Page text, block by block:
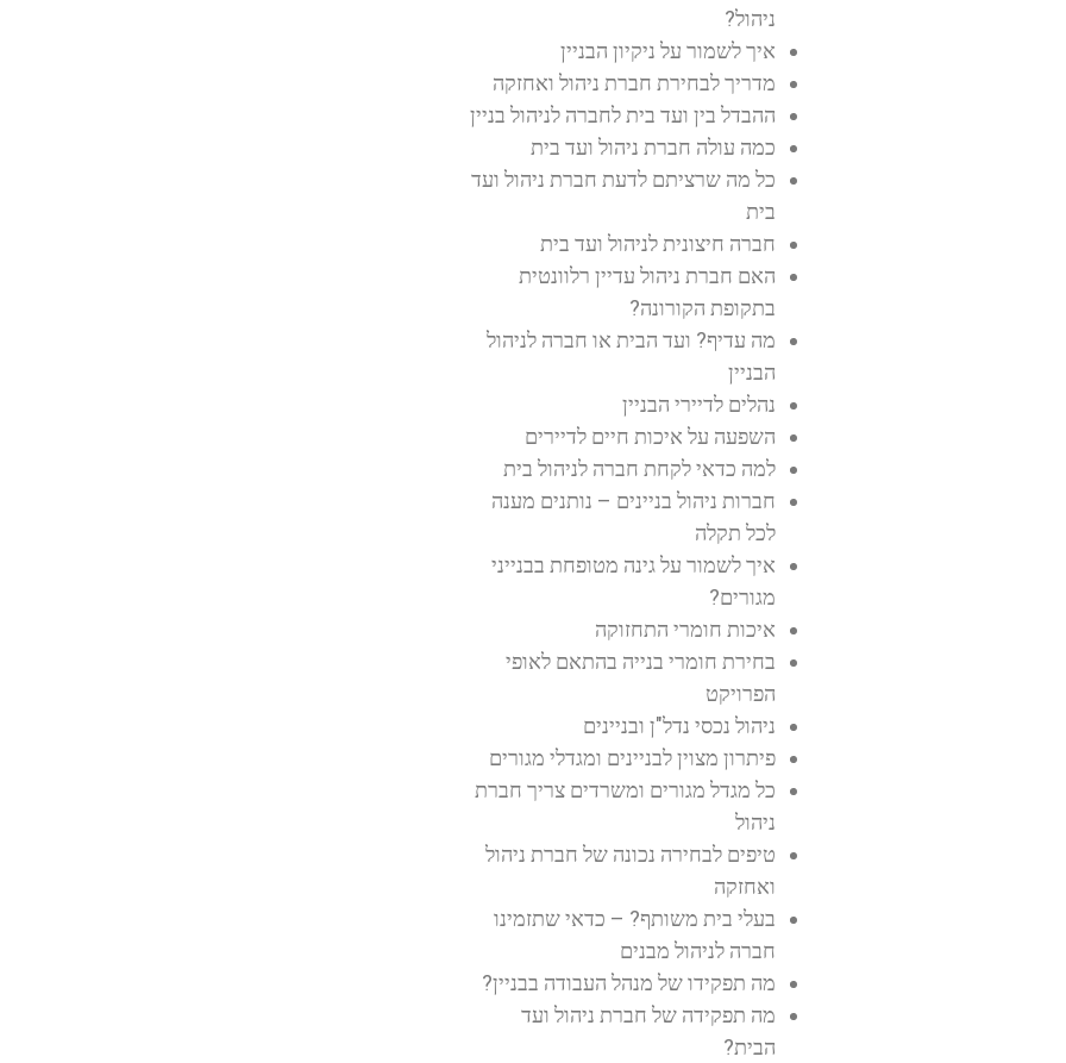
ניהול?
איך לשמור על ניקיון הבניין
מדריך לבחירת חברת ניהול ואחזקה
ההבדל בין ועד בית לחברה לניהול בניין
כמה עולה חברת ניהול ועד בית
כל מה שרציתם לדעת חברת ניהול ועד
בית
חברה חיצונית לניהול ועד בית
האם חברת ניהול עדיין רלוונטית
בתקופת הקורונה?
מה עדיף? ועד הבית או חברה לניהול
הבניין
נהלים לדיירי הבניין
השפעה על איכות חיים לדיירים
למה כדאי לקחת חברה לניהול בית
חברות ניהול בניינים – נותנים מענה
לכל תקלה
איך לשמור על גינה מטופחת בבנייני
מגורים?
איכות חומרי התחזוקה
בחירת חומרי בנייה בהתאם לאופי
הפרויקט
ניהול נכסי נדל"ן ובניינים
פיתרון מצוין לבניינים ומגדלי מגורים
כל מגדל מגורים ומשרדים צריך חברת
ניהול
טיפים לבחירה נכונה של חברת ניהול
ואחזקה
בעלי בית משותף? – כדאי שתזמינו
חברה לניהול מבנים
מה תפקידו של מנהל העבודה בבניין?
מה תפקידה של חברת ניהול ועד
הבית?